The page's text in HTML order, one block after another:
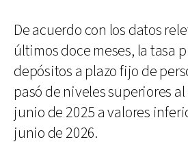
De acuerdo con los datos
últimos doce meses, la tasa
depósitos a plazo fijo de
pasó de niveles superiores
junio de 2025 a valores
junio de 2026.